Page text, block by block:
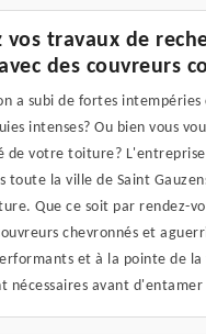
vos travaux de
des couvreurs
a subi de fortes
intenses? Ou bien vous
de votre toiture? L'entreprise
toute la ville de Saint
Que ce soit par rendez-
chevronnés et
et à la pointe de
nécessaires avant